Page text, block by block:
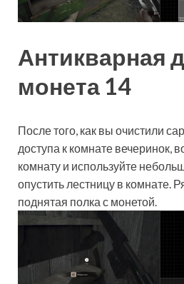
Антикварная
монета 14
После того, как вы очистили
доступа к комнате вечеринок,
комнату и используйте
опустить лестницу в комнате.
поднятая полка с монетой.